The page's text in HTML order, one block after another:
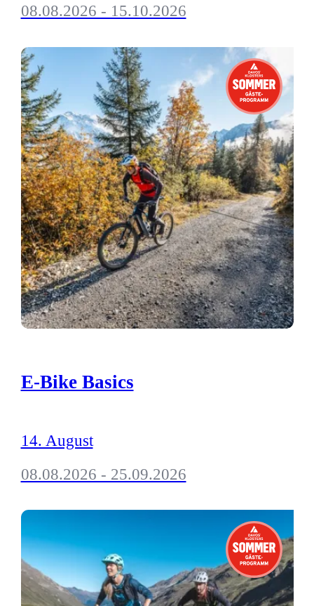
08.08.2026 - 15.10.2026
E-Bike Basics
14. August
08.08.2026 - 25.09.2026